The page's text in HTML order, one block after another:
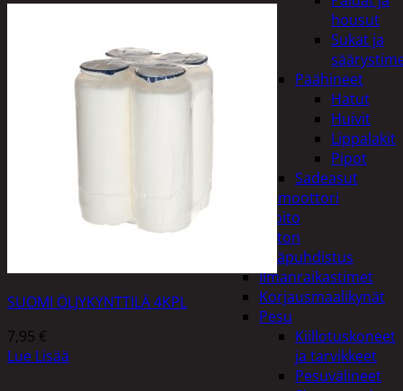
housut
Sukat ja
Päähineet
Hatut
Huivit
Lippalakit
Pipot
Sadeasut
Auto, vene ja moottori
Autonhoito
Auton
sisäpuhdistus
Ilmanraikastimet
Korjausmaalikynät
Pesu
Kiillotuskoneet
ja tarvikkeet
Pesuvälineet
SUOMI ÖLJYKYNTTILÄ 4KPL
7,95 €
Lue Lisää